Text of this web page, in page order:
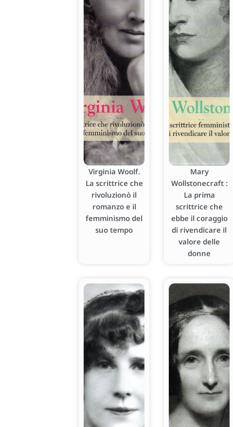
Virginia Woolf.
La scrittrice che
rivoluzionò il
romanzo e il
femminismo del
suo tempo
Mary
Wollstonecraft :
La prima
scrittrice che
ebbe il coraggio
di rivendicare il
valore delle
donne